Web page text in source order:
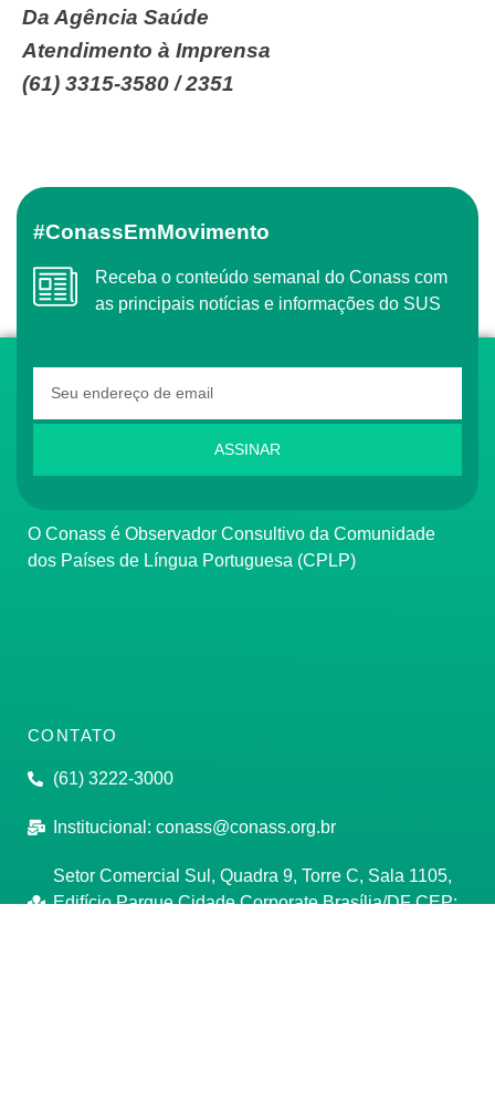
Da Agência Saúde
Atendimento à Imprensa
(61) 3315-3580 / 2351
#ConassEmMovimento
Receba o conteúdo semanal do Conass com
as principais notícias e informações do SUS
ASSINAR
O Conass é Observador Consultivo da Comunidade
dos Países de Língua Portuguesa (CPLP)
CONTATO
(61) 3222-3000
Institucional: conass@conass.org.br
Setor Comercial Sul, Quadra 9, Torre C, Sala 1105,
Edifício Parque Cidade Corporate Brasília/DF CEP: